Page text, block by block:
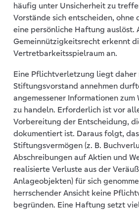
häufig unter Unsicherheit zu
Vorstände sich entscheiden, ohne
eine persönliche Haftung auslöst.
Gemeinnützigkeitsrecht erkennt
Vertretbarkeitsspielraum an.
Eine Pflichtverletzung liegt daher
Stiftungsvorstand annehmen
angemessener Informationen
zu handeln. Erforderlich ist vor
Vorbereitung der Entscheidung,
dokumentiert ist. Daraus folgt,
Stiftungsvermögen (z. B.
Abschreibungen auf Aktien und
realisierte Verluste aus der
Anlageobjekten) für sich
herrschender Ansicht keine
begründen. Eine Haftung setzt